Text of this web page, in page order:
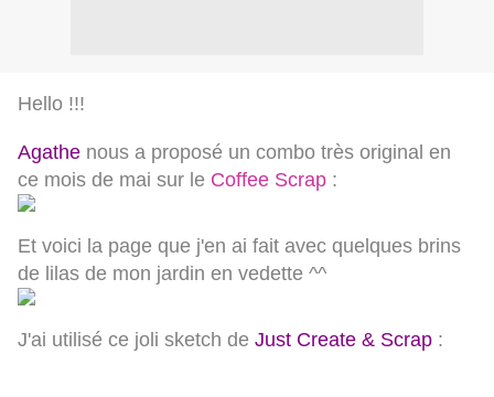
Hello !!!
Agathe nous a proposé un combo très original en
ce mois de mai sur le Coffee Scrap :
Et voici la page que j'en ai fait avec quelques brins
de lilas de mon jardin en vedette ^^
J'ai utilisé ce joli sketch de Just Create & Scrap :